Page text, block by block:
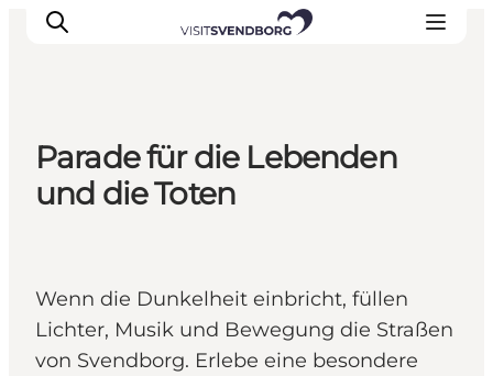
Veranstaltungen
Den Urlaub planen
Parade für die Lebenden
und die Toten
Wenn die Dunkelheit einbricht, füllen
Lichter, Musik und Bewegung die Straßen
von Svendborg. Erlebe eine besondere